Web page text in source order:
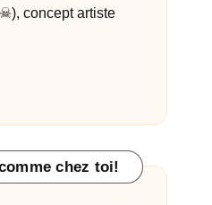
concept artiste
chez toi!